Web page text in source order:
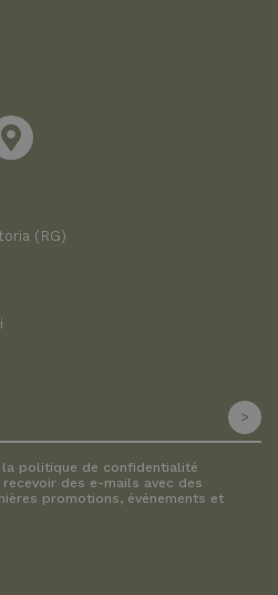
(RG)
politique de confidentialité
des e-mails avec des
promotions, événements et